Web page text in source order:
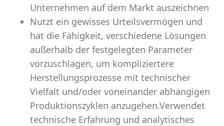
Unternehmen auf dem Markt auszeichnen
Nutzt ein gewisses Urteilsvermögen und
hat die Fähigkeit, verschiedene Lösungen
außerhalb der festgelegten Parameter
vorzuschlagen, um kompliziertere
Herstellungsprozesse mit technischer
Vielfalt und/oder voneinander abhängigen
Produktionszyklen anzugehen.Verwendet
technische Erfahrung und analytisches